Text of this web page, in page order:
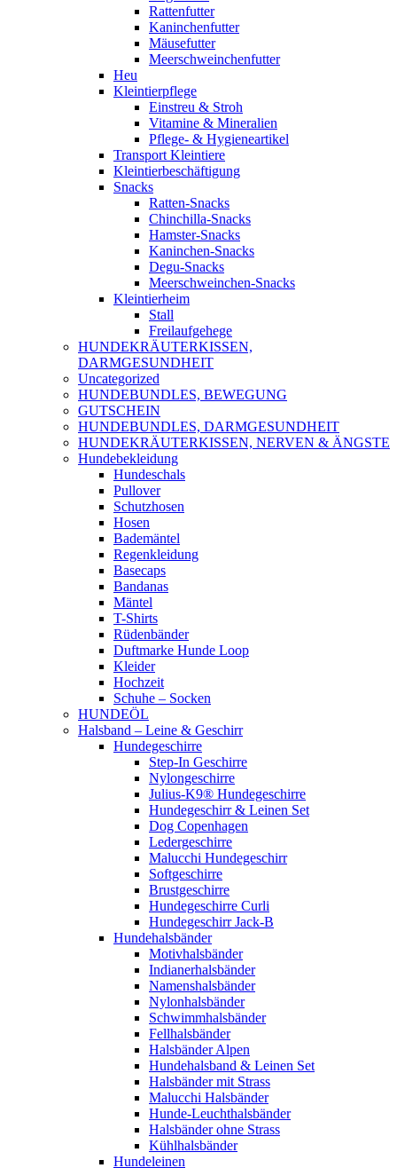
Rattenfutter
Kaninchenfutter
Mäusefutter
Meerschweinchenfutter
Heu
Kleintierpflege
Einstreu & Stroh
Vitamine & Mineralien
Pflege- & Hygieneartikel
Transport Kleintiere
Kleintierbeschäftigung
Snacks
Ratten-Snacks
Chinchilla-Snacks
Hamster-Snacks
Kaninchen-Snacks
Degu-Snacks
Meerschweinchen-Snacks
Kleintierheim
Stall
Freilaufgehege
HUNDEKRÄUTERKISSEN,
DARMGESUNDHEIT
Uncategorized
HUNDEBUNDLES, BEWEGUNG
GUTSCHEIN
HUNDEBUNDLES, DARMGESUNDHEIT
HUNDEKRÄUTERKISSEN, NERVEN & ÄNGSTE
Hundebekleidung
Hundeschals
Pullover
Schutzhosen
Hosen
Bademäntel
Regenkleidung
Basecaps
Bandanas
Mäntel
T-Shirts
Rüdenbänder
Duftmarke Hunde Loop
Kleider
Hochzeit
Schuhe – Socken
HUNDEÖL
Halsband – Leine & Geschirr
Hundegeschirre
Step-In Geschirre
Nylongeschirre
Julius-K9® Hundegeschirre
Hundegeschirr & Leinen Set
Dog Copenhagen
Ledergeschirre
Malucchi Hundegeschirr
Softgeschirre
Brustgeschirre
Hundegeschirre Curli
Hundegeschirr Jack-B
Hundehalsbänder
Motivhalsbänder
Indianerhalsbänder
Namenshalsbänder
Nylonhalsbänder
Schwimmhalsbänder
Fellhalsbänder
Halsbänder Alpen
Hundehalsband & Leinen Set
Halsbänder mit Strass
Malucchi Halsbänder
Hunde-Leuchthalsbänder
Halsbänder ohne Strass
Kühlhalsbänder
Hundeleinen